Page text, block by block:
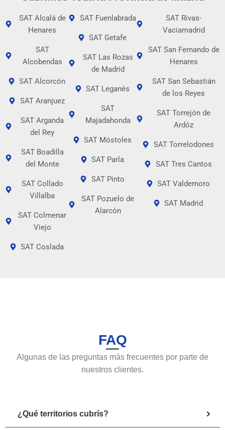
SAT Alcalá de
Henares
SAT
Alcobendas
SAT Alcorcón
SAT Aranjuez
SAT Arganda
del Rey
SAT Boadilla
del Monte
SAT Collado
Villalba
SAT Colmenar
Viejo
SAT Coslada
SAT Fuenlabrada
SAT Getafe
SAT Las Rozas
de Madrid
SAT Leganés
SAT
Majadahonda
SAT Móstoles
SAT Parla
SAT Pinto
SAT Pozuelo de
Alarcón
SAT Rivas-
Vaciamadrid
SAT San Fernando de
Henares
SAT San Sebastián
de los Reyes
SAT Torrejón de
Ardóz
SAT Torrelodones
SAT Tres Cantos
SAT Valdemoro
SAT Madrid
FAQ
Algunas de las preguntas más frecuentes por parte de
nuestros clientes.
¿Qué territorios cubrís?